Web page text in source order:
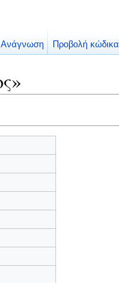
Ανάγνωση Προβολή κώδικα